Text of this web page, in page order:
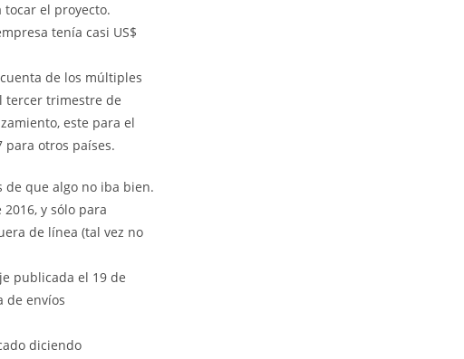
el proyecto.
tenía casi US$
de los múltiples
tercer trimestre de
este para el
para otros países.
de que algo no iba bien.
y sólo para
de línea (tal vez no
publicada el 19 de
de envíos
diciendo